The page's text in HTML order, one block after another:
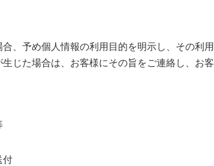
、予め個人情報の利用目的を明示し、その利
じた場合は、お客様にその旨をご連絡し、お
付